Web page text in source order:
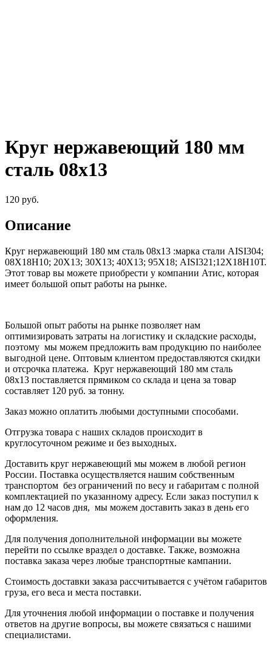
Круг нержавеющий 180 мм
сталь 08х13
120 руб.
Описание
Круг нержавеющий 180 мм сталь 08х13 :марка стали AISI304;
08Х18Н10; 20Х13; 30Х13; 40Х13; 95Х18; AISI321;12Х18Н10Т.
Этот товар вы можете приобрести у компании Атис, которая
имеет большой опыт работы на рынке.
Большой опыт работы на рынке позволяет нам
оптимизировать затраты на логистику и складские расходы,
поэтому мы можем предложить вам продукцию по наиболее
выгодной цене. Оптовым клиентом предоставляются скидки
и отсрочка платежа. Круг нержавеющий 180 мм сталь
08х13 поставляется прямиком со склада и цена за товар
составляет 120 руб. за тонну.
Заказ можно оплатить любыми доступными способами.
Отгрузка товара с наших складов происходит в
круглосуточном режиме и без выходных.
Доставить круг нержавеющий мы можем в любой регион
России. Поставка осуществляется нашим собственным
транспортом без ограничений по весу и габаритам с полной
комплектацией по указанному адресу. Если заказ поступил к
нам до 12 часов дня, мы можем доставить заказ в день его
оформления.
Для получения дополнительной информации вы можете
перейти по ссылке враздел о доставке. Также, возможна
поставка заказа через любые транспортные кампании.
Стоимость доставки заказа рассчитывается с учётом габаритов
груза, его веса и места поставки.
Для уточнения любой информации о поставке и получения
ответов на другие вопросы, вы можете связаться с нашими
специалистами.